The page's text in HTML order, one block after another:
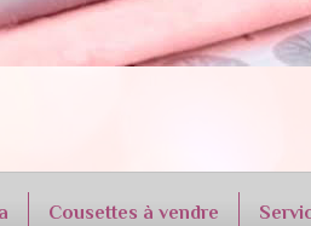
Cousettes à vendre